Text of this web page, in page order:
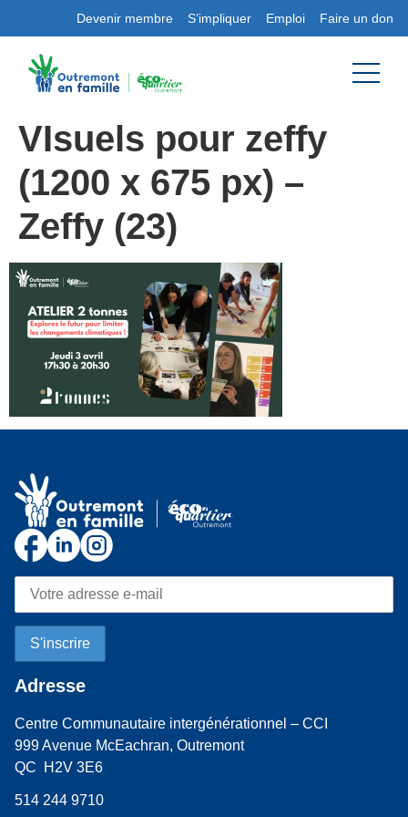
Devenir membre S’impliquer Emploi Faire un don
VIsuels pour zeffy
(1200 x 675 px) –
Zeffy (23)
Adresse
Centre Communautaire intergénérationnel – CCI
999 Avenue McEachran, Outremont
QC H2V 3E6
514 244 9710